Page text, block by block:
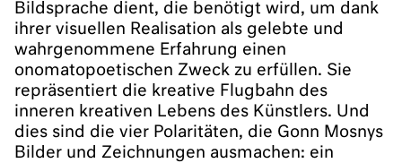
Bildsprache dient, die benötigt wird, um dank
ihrer visuellen Realisation als gelebte und
wahrgenommene Erfahrung einen
onomatopoetischen Zweck zu erfüllen. Sie
repräsentiert die kreative Flugbahn des
inneren kreativen Lebens des Künstlers. Und
dies sind die vier Polaritäten, die Gonn Mosnys
Bilder und Zeichnungen ausmachen: ein